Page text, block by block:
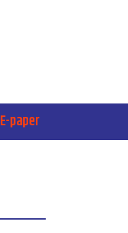
E-paper